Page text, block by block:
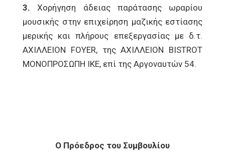
3.Χορήγηση άδειας παράτασης ωραρίου
μουσικής στην επιχείρηση μαζικής εστίασης
μερικής και πλήρους επεξεργασίας με δ.τ.
ΑΧΙΛΛΕΙΟΝ FOYER, της ΑΧΙΛΛΕΙΟΝ BISTROT
ΜΟΝΟΠΡΟΣΩΠΗ ΙΚΕ, επί της Αργοναυτών 54.
Ο Πρόεδρος του Συμβουλίου